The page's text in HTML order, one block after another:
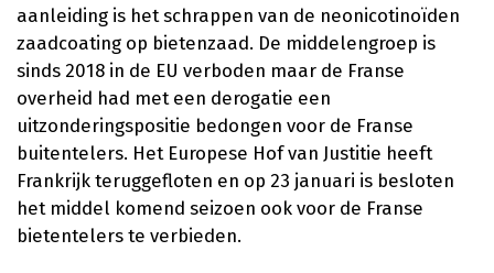
aanleiding is het schrappen van de neonicotinoïden
zaadcoating op bietenzaad. De middelengroep is
sinds 2018 in de EU verboden maar de Franse
overheid had met een derogatie een
uitzonderingspositie bedongen voor de Franse
buitentelers. Het Europese Hof van Justitie heeft
Frankrijk teruggefloten en op 23 januari is besloten
het middel komend seizoen ook voor de Franse
bietentelers te verbieden.